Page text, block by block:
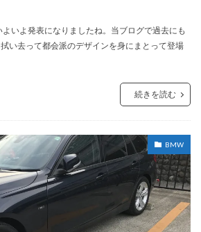
いよ発表になりましたね。当ブログで過去にも
い去って都会派のデザインを身にまとって登場
続きを読む
BMW